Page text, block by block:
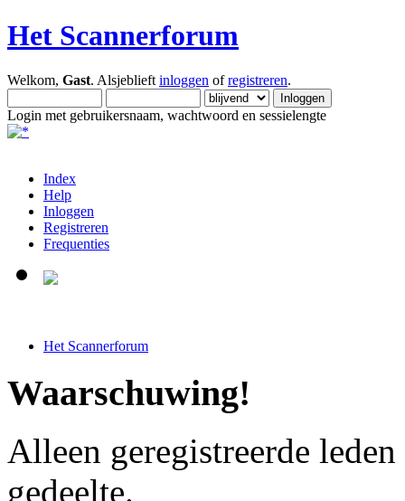
Het Scannerforum
Welkom, Gast. Alsjeblieft inloggen ofregistreren.
Login met gebruikersnaam, wachtwoord en sessielengte
Index
Help
Inloggen
Registreren
Frequenties
Het Scannerforum
Waarschuwing!
Alleen geregistreerde
gedeelte.